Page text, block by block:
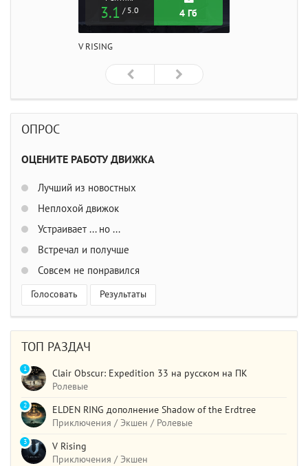
3.1 / 5.0 4 Гб
V RISING
ОПРОС
ОЦЕНИТЕ РАБОТУ ДВИЖКА
Лучший из новостных
Неплохой движок
Устраивает ... но ...
Встречал и получше
Совсем не понравился
Голосовать Результаты
ТОП РАЗДАЧ
Clair Obscur: Expedition 33 на русском на ПК
Ролевые
1
ELDEN RING дополнение Shadow of the Erdtree
Приключения / Экшен / Ролевые
2
V Rising
Приключения / Экшен
3